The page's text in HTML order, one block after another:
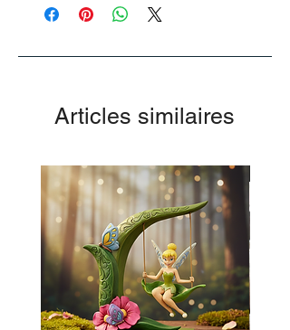
Articles similaires